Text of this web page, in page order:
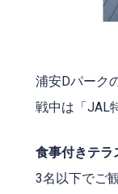
浦安Dパーク
戦中は「JAL
食事付きテラ
3名以下でご